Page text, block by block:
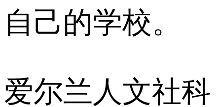
自己的学校。
爱尔兰人文社科